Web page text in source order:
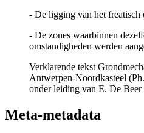
- De ligging van het freatisch
- De zones waarbinnen
omstandigheden werden
Verklarende tekst
Antwerpen-Noordkasteel
onder leiding van E. De
Meta-metadata